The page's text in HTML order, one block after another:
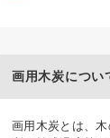
画用木炭につい
画用木炭とは、